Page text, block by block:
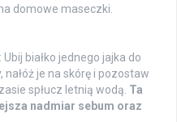
domowe maseczki.
: Ubij białko jednego jajka do
je na skórę i pozostaw
spłucz letnią wodą. Ta
nadmiar sebum oraz